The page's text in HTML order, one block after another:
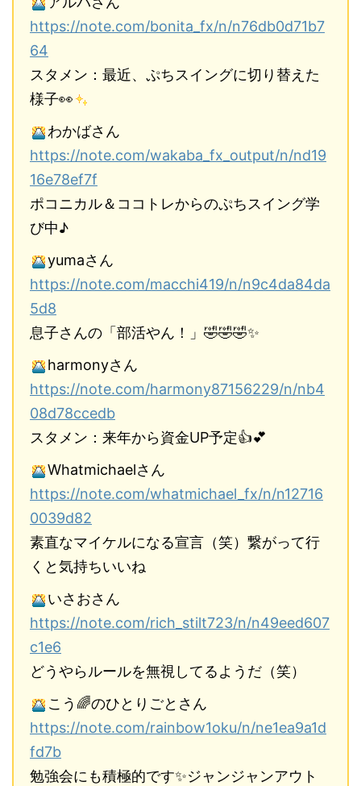
https://note.com/bonita_fx/n/n76db0d71b7
64
スタメン：最近、ぷちスイングに切り替えた
様子👀
わかばさん
https://note.com/wakaba_fx_output/n/nd19
16e78ef7f
ポコニカル＆ココトレからのぷちスイング学
び中♪
yumaさん
https://note.com/macchi419/n/n9c4da84da
5d8
息子さんの「部活やん！」🤣🤣🤣✨
harmonyさん
https://note.com/harmony87156229/n/nb4
08d78ccedb
スタメン：来年から資金UP予定👍💕
Whatmichaelさん
https://note.com/whatmichael_fx/n/n12716
0039d82
素直なマイケルになる宣言（笑）繋がって行
くと気持ちいいね
いさおさん
https://note.com/rich_stilt723/n/n49eed607
c1e6
どうやらルールを無視してるようだ（笑）
こう🌈のひとりごとさん
https://note.com/rainbow1oku/n/ne1ea9a1d
fd7b
勉強会にも積極的です✨ジャンジャンアウト